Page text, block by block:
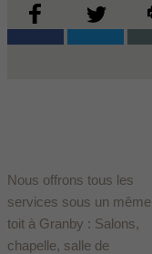
Nous offrons tous les
services sous un même
toit à Granby : Salons,
chapelle, salle de